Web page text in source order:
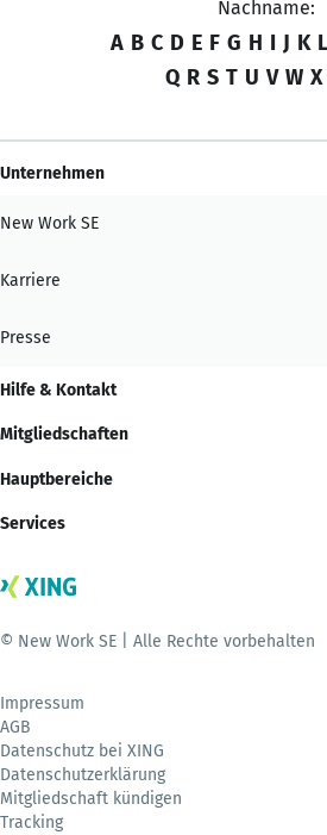
Nachname:
A B C D E F G H I J K L
Q R S T U V W X
Unternehmen
New Work SE
Karriere
Presse
Hilfe & Kontakt
Mitgliedschaften
Hauptbereiche
Services
© New Work SE | Alle Rechte vorbehalten
Impressum
AGB
Datenschutz bei XING
Datenschutzerklärung
Mitgliedschaft kündigen
Tracking